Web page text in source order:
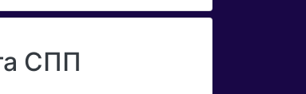
СПП